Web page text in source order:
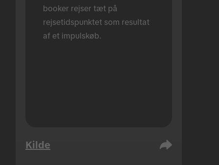
booker rejser tæt på
rejsetidspunktet som resultat
af et impulskøb.
Kilde